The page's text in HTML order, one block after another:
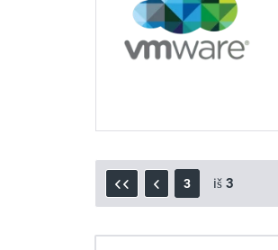
3 iš 3